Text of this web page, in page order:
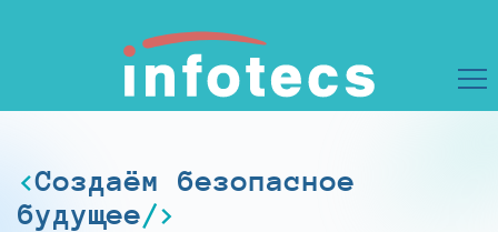
Создаём безопасное
будущее